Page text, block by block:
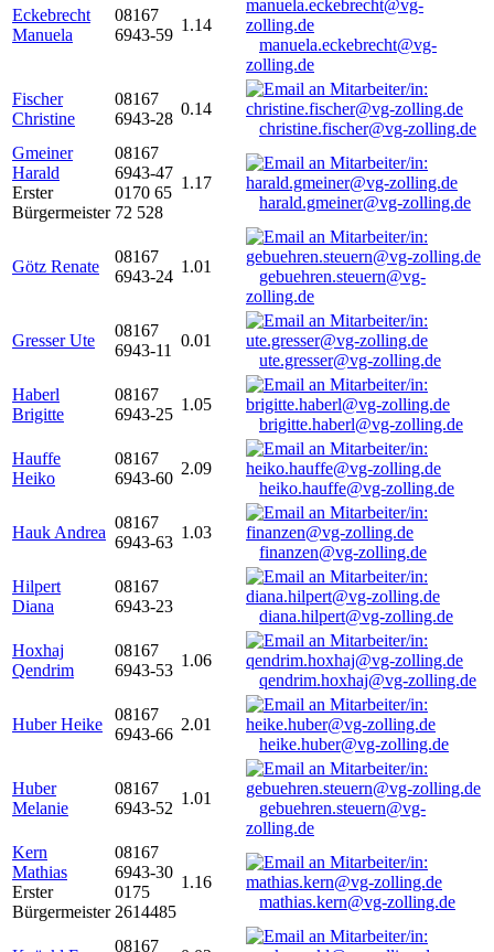
Eckebrecht
Manuela
08167
6943-59
1.14
manuela.eckebrecht@vg-
zolling.de
Fischer
Christine
08167
6943-28
0.14
christine.fischer@vg-zolling.de
Gmeiner
Harald
Erster
Bürgermeister
08167
6943-47
0170 65
72 528
1.17
harald.gmeiner@vg-zolling.de
Götz Renate
08167
6943-24
1.01
gebuehren.steuern@vg-
zolling.de
Gresser Ute
08167
6943-11
0.01
ute.gresser@vg-zolling.de
Haberl
Brigitte
08167
6943-25
1.05
brigitte.haberl@vg-zolling.de
Hauffe
Heiko
08167
6943-60
2.09
heiko.hauffe@vg-zolling.de
Hauk Andrea
08167
6943-63
1.03
finanzen@vg-zolling.de
Hilpert
Diana
08167
6943-23
diana.hilpert@vg-zolling.de
Hoxhaj
Qendrim
08167
6943-53
1.06
qendrim.hoxhaj@vg-zolling.de
Huber Heike
08167
6943-66
2.01
heike.huber@vg-zolling.de
Huber
Melanie
08167
6943-52
1.01
gebuehren.steuern@vg-
zolling.de
Kern
Mathias
Erster
Bürgermeister
08167
6943-30
0175
2614485
1.16
mathias.kern@vg-zolling.de
08167